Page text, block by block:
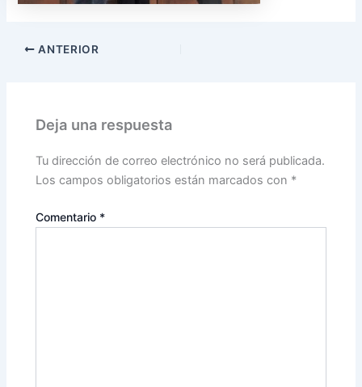
ANTERIOR
Deja una respuesta
Tu dirección de correo electrónico no será publicada.
Los campos obligatorios están marcados con *
Comentario *